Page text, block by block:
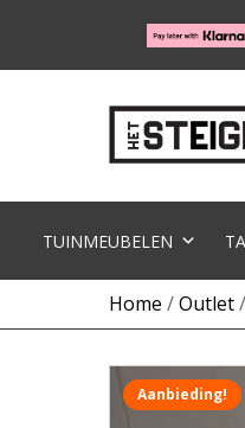
TUINMEUBELEN
Home /Outlet
Aanbieding!